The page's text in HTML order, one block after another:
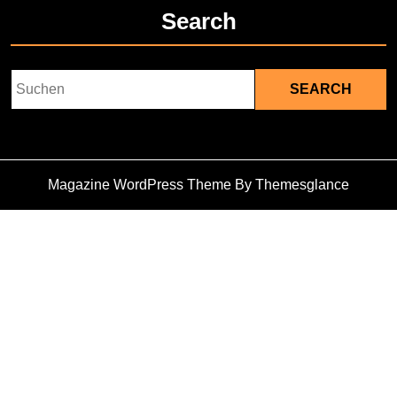
Search
Magazine WordPress Theme By Themesglance